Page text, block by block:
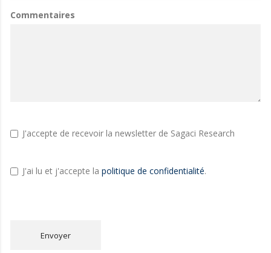
Commentaires
J'accepte de recevoir la newsletter de Sagaci Research
J'ai lu et j'accepte la politique de confidentialité.
Envoyer